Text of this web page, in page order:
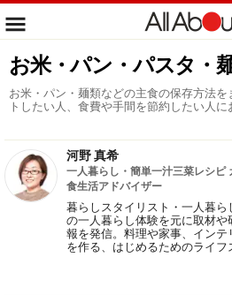
お米・パン・パスタ・
お米・パン・麺類などの主食の保存方法
トしたい人、食費や手間を節約したい人に
河野 真希
一人暮らし・簡単一汁三菜レシピ
食生活アドバイザー
暮らしスタイリスト・一人暮
の一人暮らし体験を元に取材
報を発信。料理や家事、イン
を作る、はじめるためのライフ